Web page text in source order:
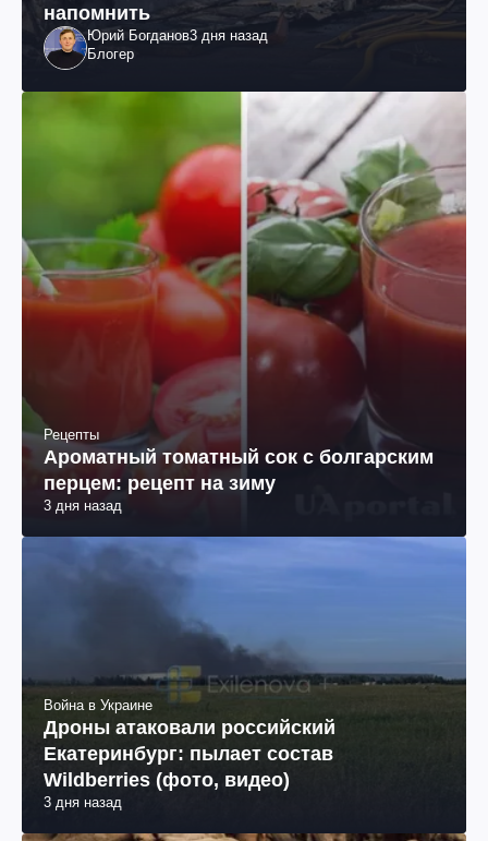
напомнить
Юрий Богданов3 дня назад
Блогер
Рецепты
Ароматный томатный сок с болгарским
перцем: рецепт на зиму
3 дня назад
Война в Украине
Дроны атаковали российский
Екатеринбург: пылает состав
Wildberries (фото, видео)
3 дня назад